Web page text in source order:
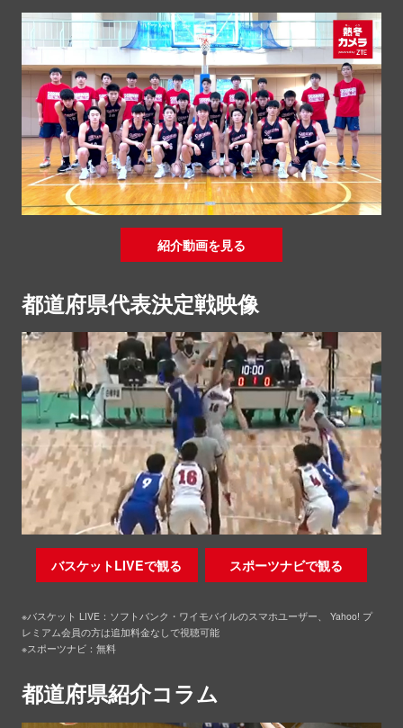
紹介動画を見る
都道府県代表決定戦映像
バスケットLIVEで観る スポーツナビで観る
※バスケット LIVE：ソフトバンク・ワイモバイルのスマホユーザー、 Yahoo! プ
レミアム会員の方は追加料金なしで視聴可能
※スポーツナビ：無料
都道府県紹介コラム